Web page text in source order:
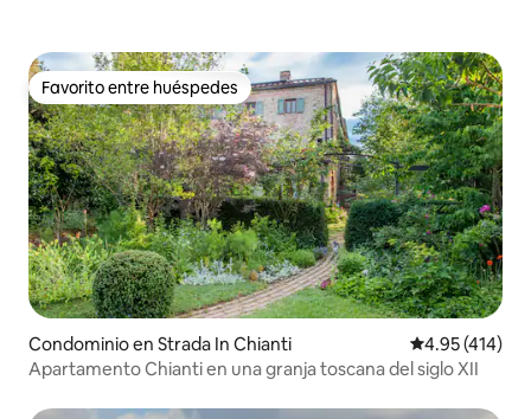
Favorito entre huéspedes
Favorito entre huéspedes
Condominio en Strada In Chianti Calificación
4.95 (414)
Apartamento Chianti en una granja toscana del siglo XII